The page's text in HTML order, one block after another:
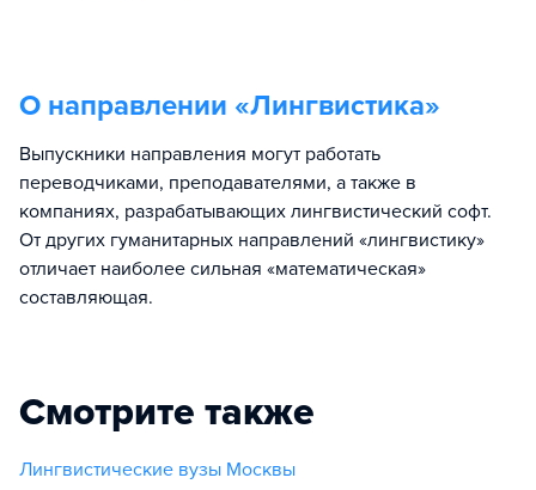
О направлении «Лингвистика»
Выпускники направления могут работать
переводчиками, преподавателями, а также в
компаниях, разрабатывающих лингвистический софт.
От других гуманитарных направлений «лингвистику»
отличает наиболее сильная «математическая»
составляющая.
Смотрите также
Лингвистические вузы Москвы